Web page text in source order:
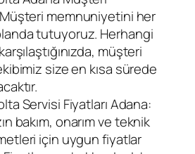
memnuniyetini her
tutuyoruz. Herhangi
müşteri
size en kısa sürede
Servisi Fiyatları Adana:
bakım, onarım ve teknik
için uygun fiyatlar